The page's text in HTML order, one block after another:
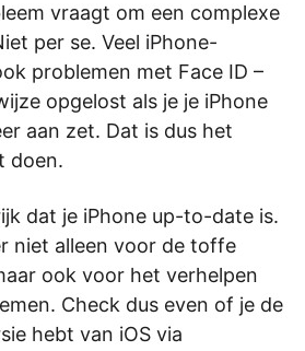
vraagt om een complexe
per se. Veel iPhone-
problemen met Face ID –
opgelost als je je iPhone
aan zet. Dat is dus het
doen.
dat je iPhone up-to-date is.
niet alleen voor de toffe
ook voor het verhelpen
Check dus even of je de
hebt van iOS via